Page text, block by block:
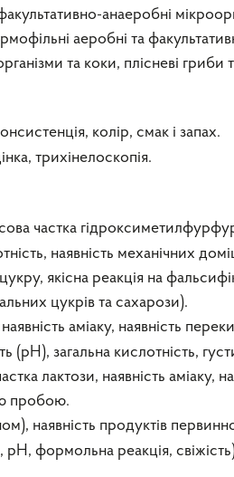
анаеробні
аеробні та
та коки, плісневі гриби
колір, смак і запах.
трихінелоскопія.
частка
наявність механічних
якісна реакція на
цукрів та сахарози).
аміаку, наявність
загальна кислотність,
лактози, наявність аміаку,
пробою.
наявність продуктів
рН, формольна реакція,